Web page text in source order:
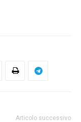
Articolo successivo